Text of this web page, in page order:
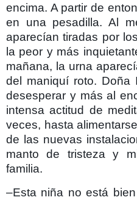
encima. A partir de
en una pesadilla. Al
aparecían tiradas por
la peor y más
mañana, la urna
del maniquí roto. Doña
desesperar y más al
intensa actitud de
veces, hasta
de las nuevas
manto de tristeza y
familia.
–Esta niña no está